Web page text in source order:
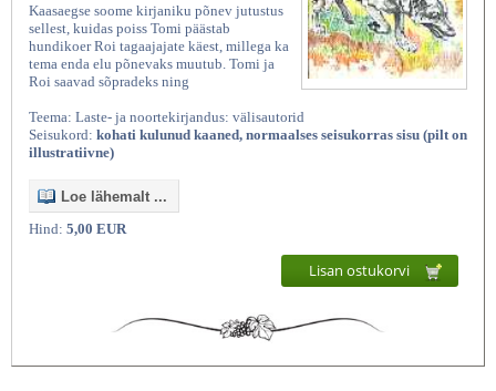
Kaasaegse soome kirjaniku põnev jutustus
sellest, kuidas poiss Tomi päästab
hundikoer Roi tagaajajate käest, millega ka
tema enda elu põnevaks muutub. Tomi ja
Roi saavad sõpradeks ning
Teema: Laste- ja noortekirjandus: välisautorid
Seisukord: kohati kulunud kaaned, normaalses seisukorras sisu (pilt on
illustratiivne)
Loe lähemalt ...
Hind: 5,00 EUR
Lisan ostukorvi